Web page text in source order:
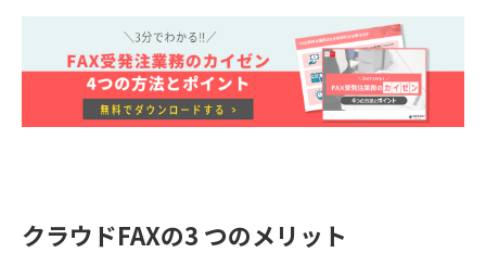
クラウドFAXの3 つのメリット